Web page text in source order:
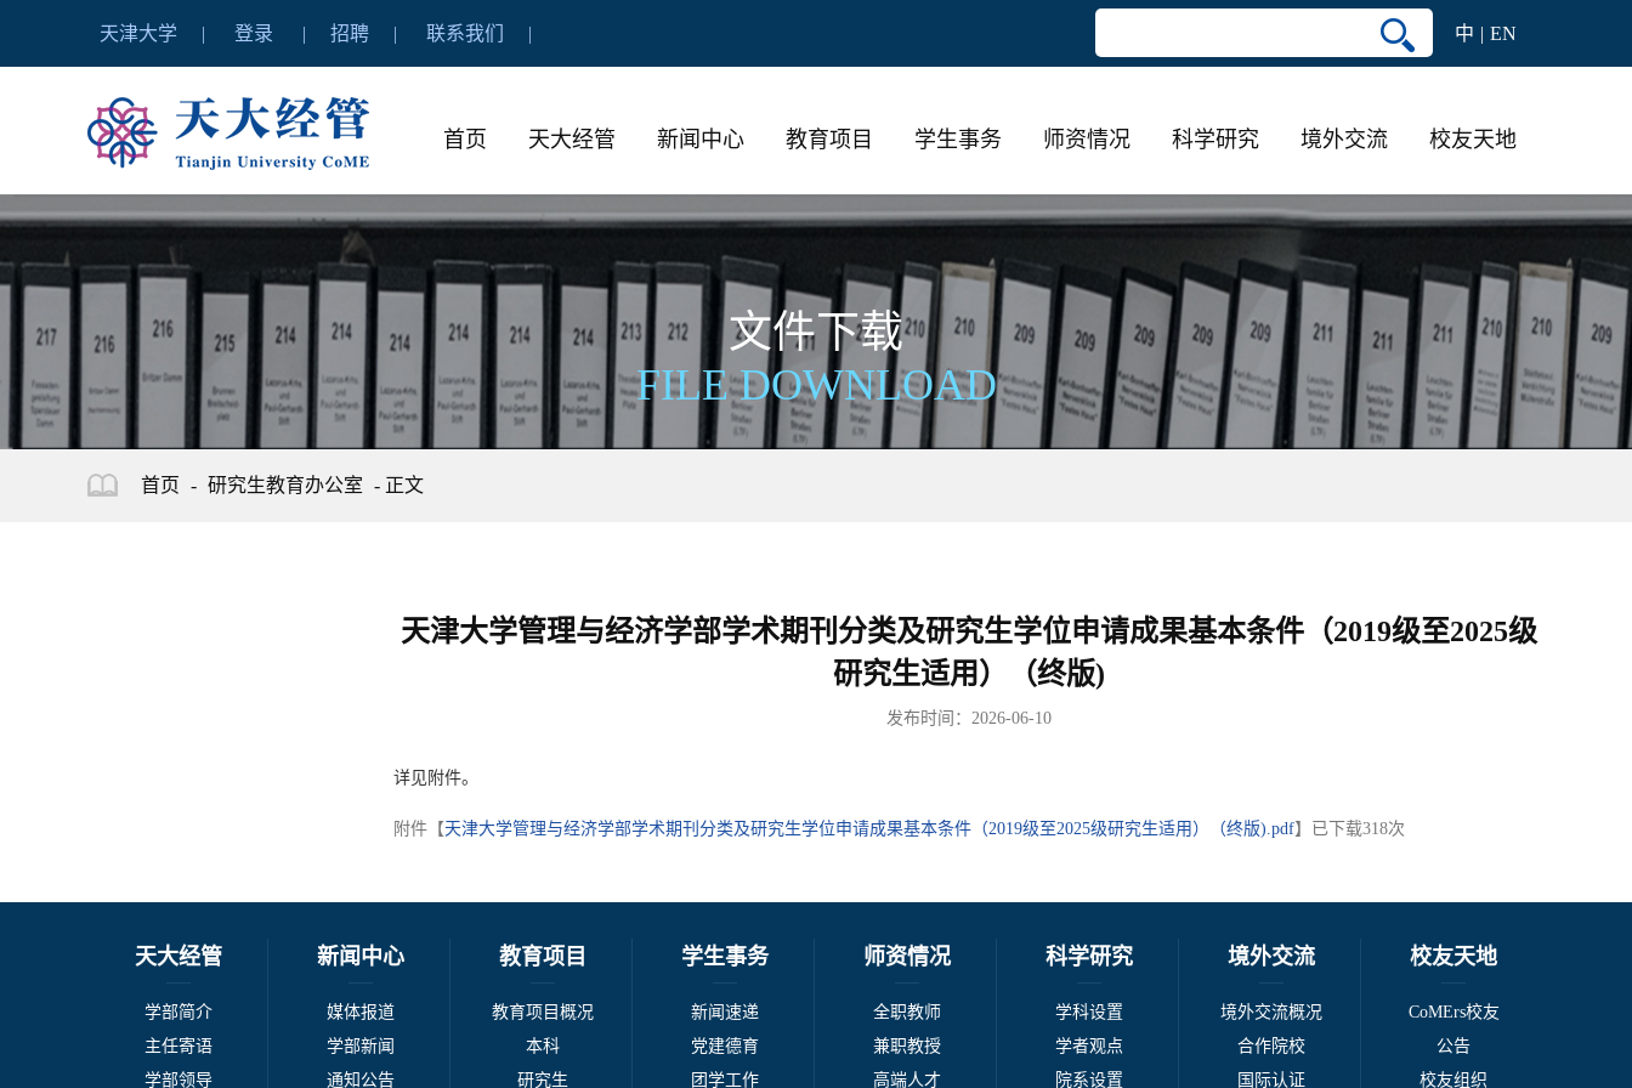
天津大学 登录 招聘 联系我们 中 EN
首页 天大经管 新闻中心 教育项目 学生事务 师资情况 科学研究 境外交流 校友天地
文件下载
FILE DOWNLOAD
文件下载
FILE DOWNLOAD
文件下载
FILE DOWNLOAD
文件下载
FILE DOWNLOAD
文件下载
FILE DOWNLOAD
文件下载
FILE DOWNLOAD
文件下载
FILE DOWNLOAD
文件下载
FILE DOWNLOAD
文件下载
FILE DOWNLOAD
文件下载
FILE DOWNLOAD
文件下载
FILE DOWNLOAD
首页 - 研究生教育办公室 - 正文
天津大学管理与经济学部学术期刊分类及研究生学位申请成果基本条件（2019级至2025级
研究生适用）（终版)
发布时间：2026-06-10
详见附件。
附件【天津大学管理与经济学部学术期刊分类及研究生学位申请成果基本条件（2019级至2025级研究生适用）（终版).pdf】已下载318次
天大经管
学部简介
主任寄语
学部领导
新闻中心
媒体报道
学部新闻
通知公告
教育项目
教育项目概况
本科
研究生
学生事务
新闻速递
党建德育
团学工作
师资情况
全职教师
兼职教授
高端人才
科学研究
学科设置
学者观点
院系设置
境外交流
境外交流概况
合作院校
国际认证
校友天地
CoMErs校友
公告
校友组织